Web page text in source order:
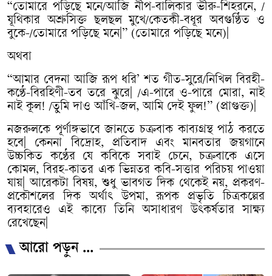
“তোমারে পড়িছে মনে/আজি নীপ-বালিকার ভীরু-শিহরনে, /
যূথিকার অশ্রুসিক্ত ছলছল মুখে/কেতকী-বধূর অবগুণ্ঠিত ও
বুকে-/তোমারে পড়িছে মনে|” (তোমারে পড়িছে মনে)|
অথবা
“আমার বেদনা আজি রূপ ধরি’শত গীত-সুরে/নিখিল বিরহী-
কণ্ঠে-বিরহিণী-তব তরে ঝুরে| /এ-পারে ও-পারে মোরা,নাই
নাই কূল! /তুমি দাও আঁখি-জল,আমি দেই ফুল!” (প্রাগুক্ত)|
নজরুলকে পূর্ণাঙ্গভাবে জানতে চক্রবাক কাব্যগ্রন্থ পাঠ করতে
হবে
কেননা বিদ্রোহ,প্রতিবাদ এবং মানবতার
জয়গানে
উচ্চকিত
কণ্ঠের যে কবিকে সবাই চেনে,চক্রবাকে
এসে
কোমল,বিরহ-কাতর এক ভিন্নতর কবি-সত্তার পরিচয় পাওয়া
যায়|আরেকটা বিষয়,শুধু ভাবগত দিক থেকেই নয়, প্রকরণ-
প্রকৌশলের
দিক অর্থাৎ উপমা,রূপক প্রভৃতি
চিত্রকল্পের
ব্যবহারেও
এই কাব্যে তিনি অসাধারণ উৎকর্ষতার
সাক্ষ্য
রেখেছেন|
আরো পড়ুন ...